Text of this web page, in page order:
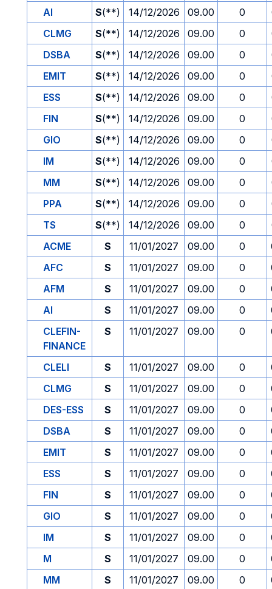
AI
S(**) 14/12/2026 09.00 0
CLMG
S(**) 14/12/2026 09.00 0
DSBA
S(**) 14/12/2026 09.00 0
EMIT
S(**) 14/12/2026 09.00 0
ESS
S(**) 14/12/2026 09.00 0
FIN
S(**) 14/12/2026 09.00 0
GIO
S(**) 14/12/2026 09.00 0
IM
S(**) 14/12/2026 09.00 0
MM
S(**) 14/12/2026 09.00 0
PPA
S(**) 14/12/2026 09.00 0
TS
S(**) 14/12/2026 09.00 0
ACME
S 11/01/2027 09.00 0
AFC
S 11/01/2027 09.00 0
AFM
S 11/01/2027 09.00 0
AI
S 11/01/2027 09.00 0
CLEFIN-
FINANCE
S 11/01/2027 09.00 0
CLELI S 11/01/2027 09.00 0
CLMG
S 11/01/2027 09.00 0
DES-ESS
S 11/01/2027 09.00 0
DSBA
S 11/01/2027 09.00 0
EMIT
S 11/01/2027 09.00 0
ESS
S 11/01/2027 09.00 0
FIN
S 11/01/2027 09.00 0
GIO
S 11/01/2027 09.00 0
IM
S 11/01/2027 09.00 0
M
S 11/01/2027 09.00 0
MM
S 11/01/2027 09.00 0